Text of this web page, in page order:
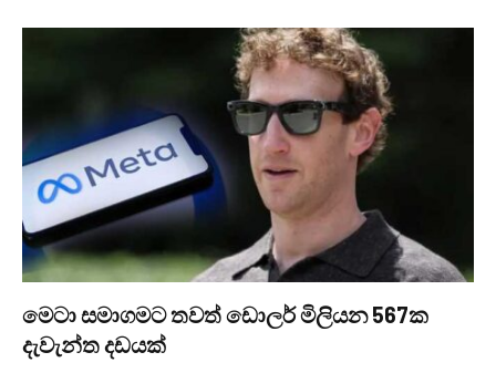
මෙටා සමාගමට තවත් ඩොලර් මිලියන 567ක
දැවැන්ත දඩයක්